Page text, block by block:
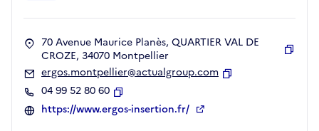
70 Avenue Maurice Planès, QUARTIER VAL DE
CROZE, 34070 Montpellier
ergos.montpellier@actualgroup.com
04 99 52 80 60
Copier
https://www.ergos-insertion.fr/